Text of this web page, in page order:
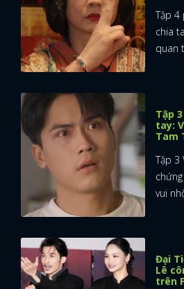
Tập 4
chia
quan
Tập
tay:
Tam
Tập 3
vui
Đại
Lê
trên